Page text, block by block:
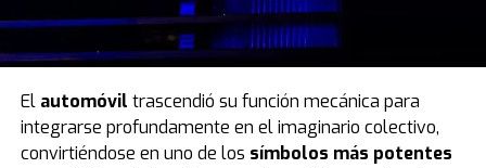
El automóvil trascendió su función mecánica para
integrarse profundamente en el imaginario colectivo,
convirtiéndose en uno de los símbolos más potentes